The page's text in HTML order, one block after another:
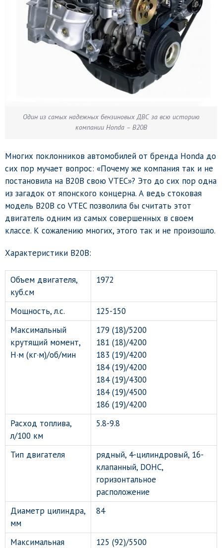
Один из самых надежных бензиновых ДВС за всю историю
компании Honda – B20B
Многих поклонников автомобилей от бренда Honda до
сих пор мучает вопрос: «Почему же компания так и не
постановила на B20B свою VTEC»? Это до сих пор одна
из загадок от японского концерна. А ведь стоковая
модель B20B со VTEC позволила бы считать этот
двигатель одним из самых совершенных в своем
классе. К сожалению многих, этого так и не произошло.
Характеристики B20B:
Объем двигателя,
куб.см
1972
Мощность, л.с.
125-150
Максимальный
крутящий момент,
Н·м (кг·м)/об/мин
179 (18)/5200
181 (18)/4200
183 (19)/4200
184 (19)/4200
184 (19)/4300
184 (19)/4500
186 (19)/4200
Расход топлива,
л/100 км
5.8-9.8
Тип двигателя
рядный, 4-цилиндровый, 16-
клапанный, DOHC,
горизонтальное
расположение
Диаметр цилиндра,
мм
84
Максимальная
125 (92)/5500